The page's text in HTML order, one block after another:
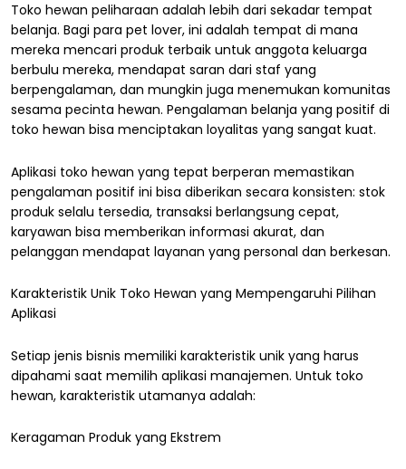
Toko hewan peliharaan adalah lebih dari sekadar tempat
belanja. Bagi para pet lover, ini adalah tempat di mana
mereka mencari produk terbaik untuk anggota keluarga
berbulu mereka, mendapat saran dari staf yang
berpengalaman, dan mungkin juga menemukan komunitas
sesama pecinta hewan. Pengalaman belanja yang positif di
toko hewan bisa menciptakan loyalitas yang sangat kuat.
Aplikasi toko hewan yang tepat berperan memastikan
pengalaman positif ini bisa diberikan secara konsisten: stok
produk selalu tersedia, transaksi berlangsung cepat,
karyawan bisa memberikan informasi akurat, dan
pelanggan mendapat layanan yang personal dan berkesan.
Karakteristik Unik Toko Hewan yang Mempengaruhi Pilihan
Aplikasi
Setiap jenis bisnis memiliki karakteristik unik yang harus
dipahami saat memilih aplikasi manajemen. Untuk toko
hewan, karakteristik utamanya adalah:
Keragaman Produk yang Ekstrem